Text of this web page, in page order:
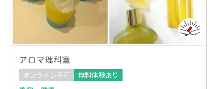
アロマ理科室
オンライン不可
無料体験あり